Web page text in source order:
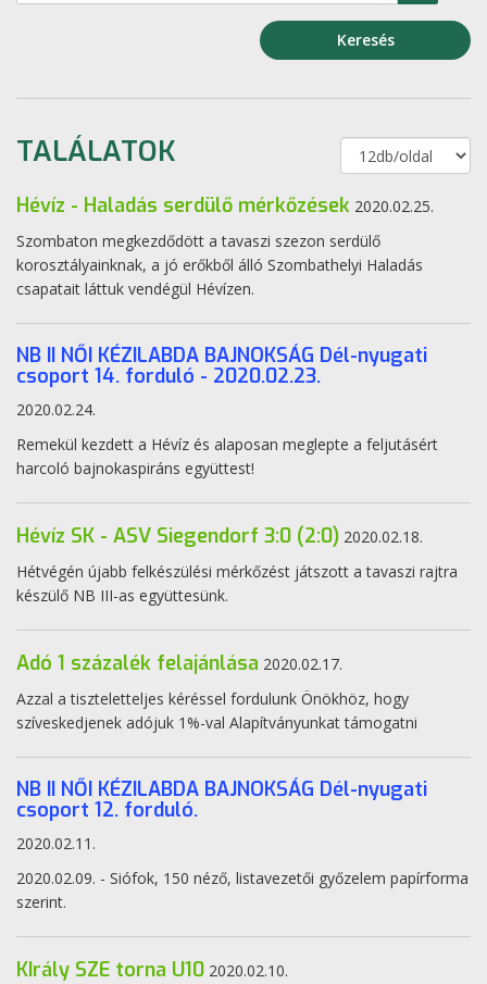
Keresés
TALÁLATOK
Hévíz - Haladás serdülő mérkőzések 2020.02.25.
Szombaton megkezdődött a tavaszi szezon serdülő
korosztályainknak, a jó erőkből álló Szombathelyi Haladás
csapatait láttuk vendégül Hévízen.
NB II NŐI KÉZILABDA BAJNOKSÁG Dél-nyugati
csoport 14. forduló - 2020.02.23.
2020.02.24.
Remekül kezdett a Hévíz és alaposan meglepte a feljutásért
harcoló bajnokaspiráns együttest!
Hévíz SK - ASV Siegendorf 3:0 (2:0) 2020.02.18.
Hétvégén újabb felkészülési mérkőzést játszott a tavaszi rajtra
készülő NB III-as együttesünk.
Adó 1 százalék felajánlása 2020.02.17.
Azzal a tiszteletteljes kéréssel fordulunk Önökhöz, hogy
szíveskedjenek adójuk 1%-val Alapítványunkat támogatni
NB II NŐI KÉZILABDA BAJNOKSÁG Dél-nyugati
csoport 12. forduló.
2020.02.11.
2020.02.09. - Siófok, 150 néző, listavezetői győzelem papírforma
szerint.
KIrály SZE torna U10 2020.02.10.